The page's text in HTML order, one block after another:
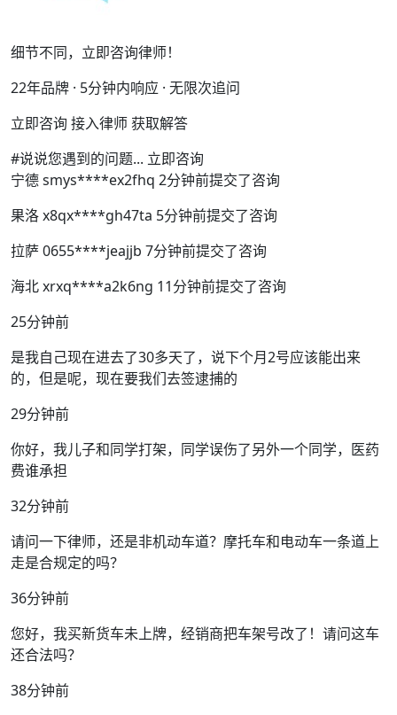
细节不同，立即咨询律师！
22年品牌 · 5分钟内响应 · 无限次追问
立即咨询 接入律师 获取解答
#说说您遇到的问题... 立即咨询
宁德 smys****ex2fhq 2分钟前提交了咨询
果洛 x8qx****gh47ta 5分钟前提交了咨询
拉萨 0655****jeajjb 7分钟前提交了咨询
海北 xrxq****a2k6ng 11分钟前提交了咨询
25分钟前
是我自己现在进去了30多天了，说下个月2号应该能出来
的，但是呢，现在要我们去签逮捕的
29分钟前
你好，我儿子和同学打架，同学误伤了另外一个同学，医药
费谁承担
32分钟前
请问一下律师，还是非机动车道？摩托车和电动车一条道上
走是合规定的吗？
36分钟前
您好，我买新货车未上牌，经销商把车架号改了！请问这车
还合法吗？
38分钟前